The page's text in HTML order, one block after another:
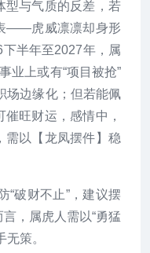
型与气质的反差，若
——虎威凛凛却身形
下半年至2027年，属
业上或有“项目被抢”
场边缘化；但若能佩
旺财运，感情中，
需以【龙凤摆件】稳
“破财不止”，建议摆
，属虎人需以“勇猛
策。